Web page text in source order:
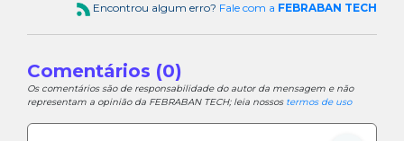
Encontrou algum erro? Fale com a FEBRABAN TECH
Comentários (0)
Os comentários são de responsabilidade do autor da mensagem e não
representam a opinião da FEBRABAN TECH; leia nossos termos de uso